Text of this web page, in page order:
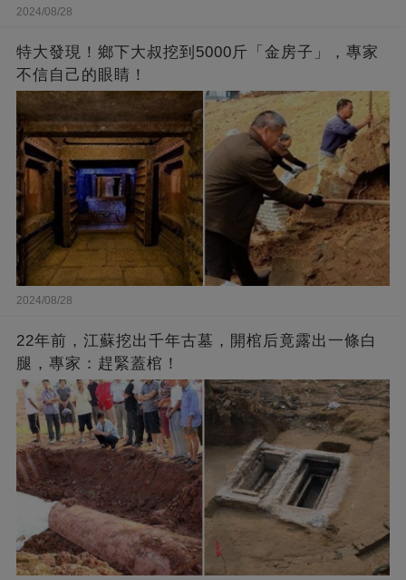
2024/08/28
特大發現！鄉下大叔挖到5000斤「金房子」，專家
不信自己的眼睛！
2024/08/28
22年前，江蘇挖出千年古墓，開棺后竟露出一條白
腿，專家：趕緊蓋棺！